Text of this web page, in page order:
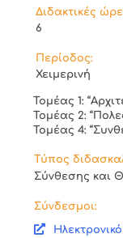
Διδακτικές
6
Περίοδος:
Χειμερινή
Τομέας 1:
Τομέας 2:
Τομέας 4:
Τύπος
Σύνθεσης και
Σύνδεσμοι: